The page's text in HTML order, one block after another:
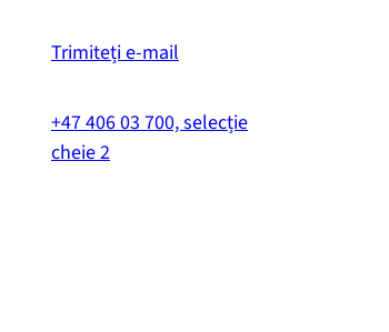
Trimiteți e-mail
+47 406 03 700, selecție
cheie 2